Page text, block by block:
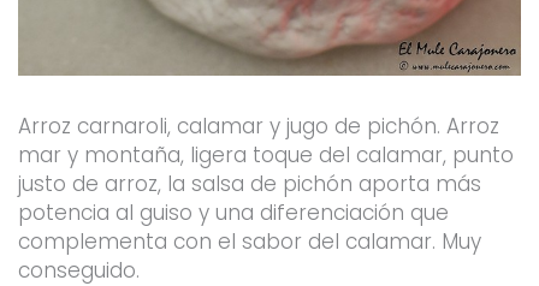
Arroz carnaroli, calamar y jugo de pichón. Arroz
mar y montaña, ligera toque del calamar, punto
justo de arroz, la salsa de pichón aporta más
potencia al guiso y una diferenciación que
complementa con el sabor del calamar. Muy
conseguido.